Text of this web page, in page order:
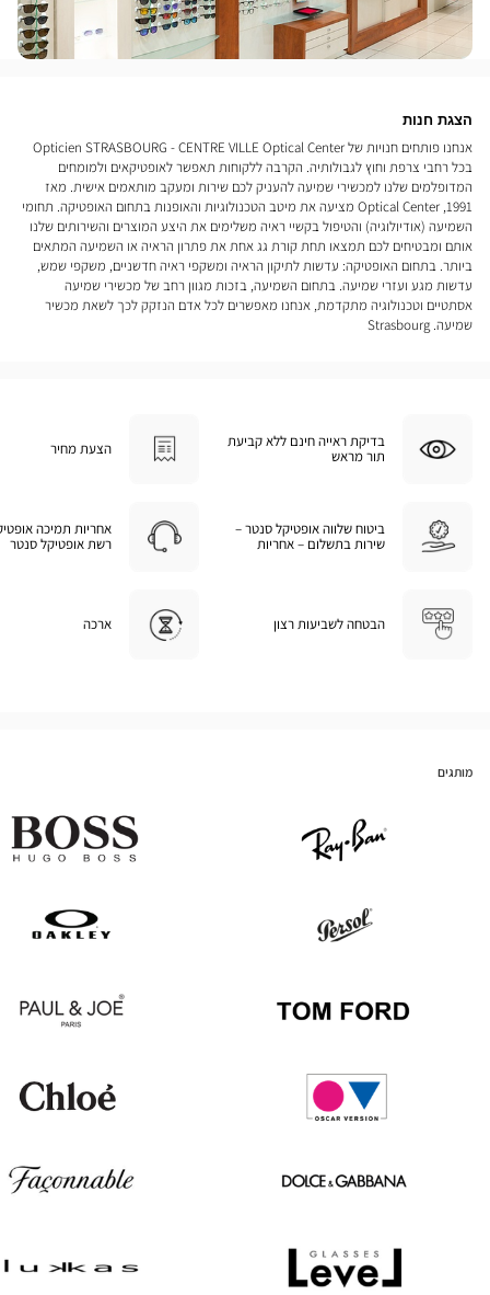
הצגת חנות
אנחנו פותחים חנויות של Opticien STRASBOURG - CENTRE VILLE Optical Center
בכל רחבי צרפת וחוץ לגבולותיה. הקרבה ללקוחות תאפשר לאופטיקאים ולמומחים
המדופלמים שלנו למכשירי שמיעה להעניק לכם שירות ומעקב מותאמים אישית. מאז
1991, Optical Center מציעה את מיטב הטכנולוגיות והאופנות בתחום האופטיקה. תחומי
השמיעה (אודיולוגיה) והטיפול בקשיי ראיה משלימים את היצע המוצרים והשירותים שלנו
אותם ומבטיחים לכם תמצאו תחת קורת גג אחת את פתרון הראיה או השמיעה המתאים
ביותר. בתחום האופטיקה: עדשות לתיקון הראיה ומשקפי ראיה חדשניים, משקפי שמש,
עדשות מגע ועזרי שמיעה. בתחום השמיעה, בזכות מגוון רחב של מכשירי שמיעה
אסתטיים וטכנולוגיה מתקדמת, אנחנו מאפשרים לכל אדם הנזקק לכך לשאת מכשיר
שמיעה. Strasbourg
בדיקת ראייה חינם ללא קביעת
תור מראש
הצעת מחיר
ביטוח שלווה אופטיקל סנטר –
שירות בתשלום – אחריות
אחריות תמיכה
רשת אופטיקל סנטר
הבטחה לשביעות רצון ארכה
מותגים